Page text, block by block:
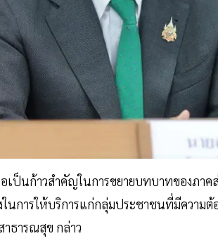
ป็นก้าวสำคัญในการขยายบทบาทของภาค
นการให้บริการแก่กลุ่มประชาชนที่มีความต้
ธารณสุข กล่าว